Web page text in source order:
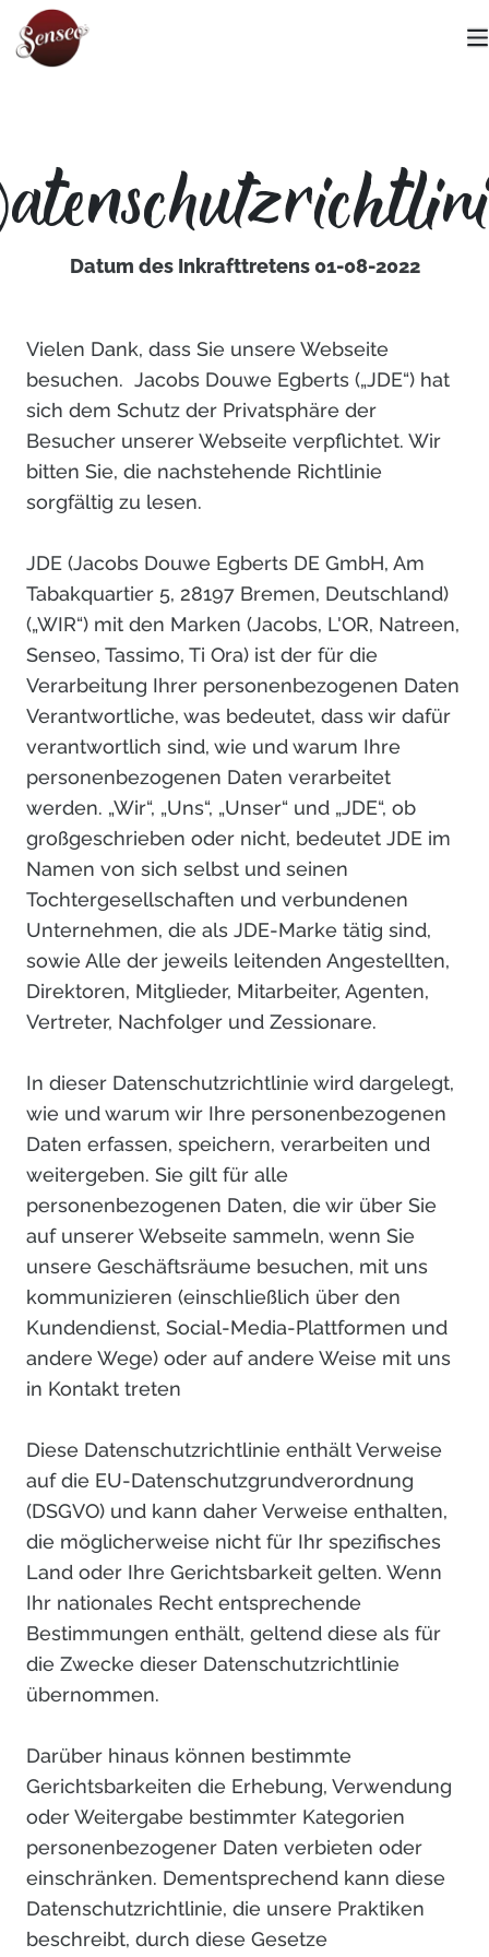
Datum des Inkrafttretens 01-08-2022
Vielen Dank, dass Sie unsere Webseite
besuchen. Jacobs Douwe Egberts („JDE“) hat
sich dem Schutz der Privatsphäre der
Besucher unserer Webseite verpflichtet. Wir
bitten Sie, die nachstehende Richtlinie
sorgfältig zu lesen.
JDE (Jacobs Douwe Egberts DE GmbH, Am
Tabakquartier 5, 28197 Bremen, Deutschland)
(„WIR“) mit den Marken (Jacobs, L'OR, Natreen,
Senseo, Tassimo, Ti Ora) ist der für die
Verarbeitung Ihrer personenbezogenen Daten
Verantwortliche, was bedeutet, dass wir dafür
verantwortlich sind, wie und warum Ihre
personenbezogenen Daten verarbeitet
werden. „Wir“, „Uns“, „Unser“ und „JDE“, ob
großgeschrieben oder nicht, bedeutet JDE im
Namen von sich selbst und seinen
Tochtergesellschaften und verbundenen
Unternehmen, die als JDE-Marke tätig sind,
sowie Alle der jeweils leitenden Angestellten,
Direktoren, Mitglieder, Mitarbeiter, Agenten,
Vertreter, Nachfolger und Zessionare.
In dieser Datenschutzrichtlinie wird dargelegt,
wie und warum wir Ihre personenbezogenen
Daten erfassen, speichern, verarbeiten und
weitergeben. Sie gilt für alle
personenbezogenen Daten, die wir über Sie
auf unserer Webseite sammeln, wenn Sie
unsere Geschäftsräume besuchen, mit uns
kommunizieren (einschließlich über den
Kundendienst, Social-Media-Plattformen und
andere Wege) oder auf andere Weise mit uns
in Kontakt treten
Diese Datenschutzrichtlinie enthält Verweise
auf die EU-Datenschutzgrundverordnung
(DSGVO) und kann daher Verweise enthalten,
die möglicherweise nicht für Ihr spezifisches
Land oder Ihre Gerichtsbarkeit gelten. Wenn
Ihr nationales Recht entsprechende
Bestimmungen enthält, geltend diese als für
die Zwecke dieser Datenschutzrichtlinie
übernommen.
Darüber hinaus können bestimmte
Gerichtsbarkeiten die Erhebung, Verwendung
oder Weitergabe bestimmter Kategorien
personenbezogener Daten verbieten oder
einschränken. Dementsprechend kann diese
Datenschutzrichtlinie, die unsere Praktiken
beschreibt, durch diese Gesetze